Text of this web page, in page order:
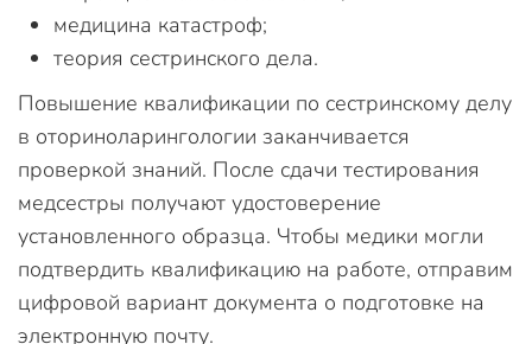
медицина катастроф;
теория сестринского дела.
Повышение квалификации по сестринскому делу
в оториноларингологии заканчивается
проверкой знаний. После сдачи тестирования
медсестры получают удостоверение
установленного образца. Чтобы медики могли
подтвердить квалификацию на работе, отправим
цифровой вариант документа о подготовке на
электронную почту.